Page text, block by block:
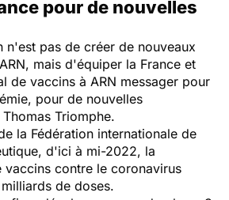
pour de nouvelles
n'est pas de créer de nouveaux
mais d'équiper la France et
de vaccins à ARN messager pour
pour de nouvelles
Triomphe.
la Fédération internationale de
d'ici à mi-2022, la
contre le coronavirus
de doses.